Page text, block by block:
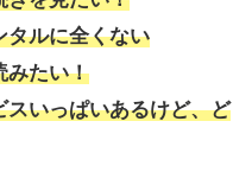
タルに全くない
みたい！
いっぱいあるけど、ど